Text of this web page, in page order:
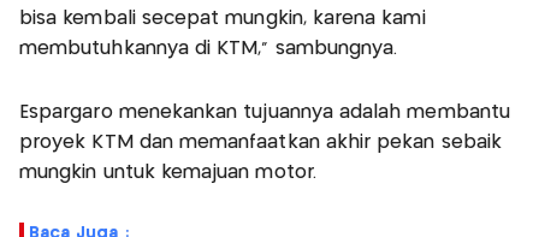
bisa kembali secepat mungkin, karena kami
membutuhkannya di KTM," sambungnya.
Espargaro menekankan tujuannya adalah membantu
proyek KTM dan memanfaatkan akhir pekan sebaik
mungkin untuk kemajuan motor.